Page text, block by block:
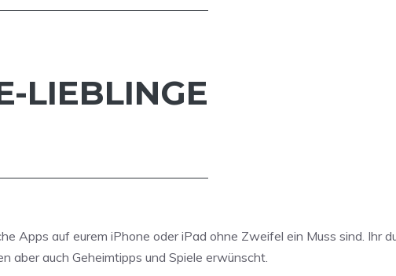
LIEBLINGE
Apps auf eurem iPhone oder iPad ohne Zweifel ein Muss sind. Ihr
aber auch Geheimtipps und Spiele erwünscht.